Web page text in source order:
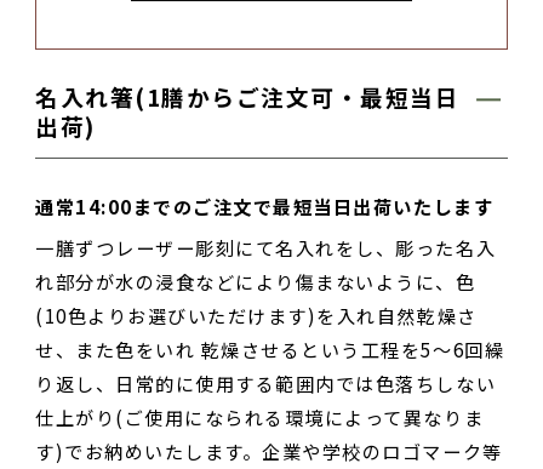
名入れ箸(1膳からご注文可・最短当日
出荷)
通常14:00までのご注文で最短当日出荷いたします
一膳ずつレーザー彫刻にて名入れをし、彫った名入
れ部分が水の浸食などにより傷まないように、色
(10色よりお選びいただけます)を入れ自然乾燥さ
せ、また色をいれ 乾燥させるという工程を5～6回繰
り返し、日常的に使用する範囲内では色落ちしない
仕上がり(ご使用になられる環境によって異なりま
す)でお納めいたします。企業や学校のロゴマーク等